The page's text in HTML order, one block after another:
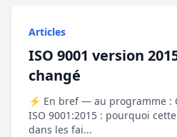
Articles
ISO 9001 version
changé
⚡ En bref — au programme :
ISO 9001:2015 : pourquoi
dans les fai...